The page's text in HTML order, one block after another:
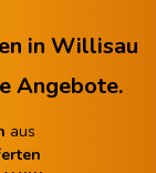
in Willisau
Angebote.
aus